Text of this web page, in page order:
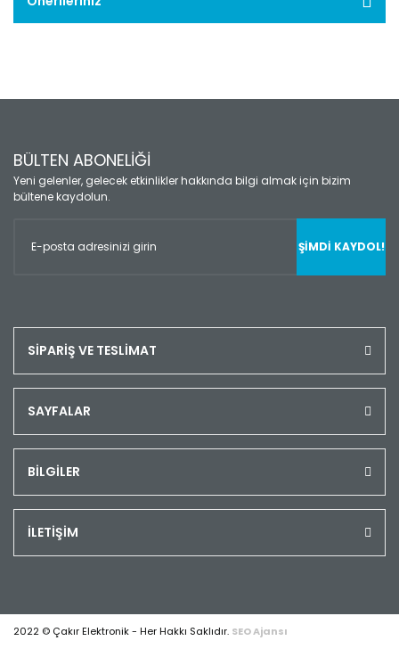
BÜLTEN ABONELİĞİ
Yeni gelenler, gelecek etkinlikler hakkında bilgi almak için bizim
bültene kaydolun.
ŞİMDİ KAYDOL!
SİPARİŞ VE TESLİMAT
SAYFALAR
BİLGİLER
İLETİŞİM
2022 © Çakır Elektronik - Her Hakkı Saklıdır. SEO Ajansı